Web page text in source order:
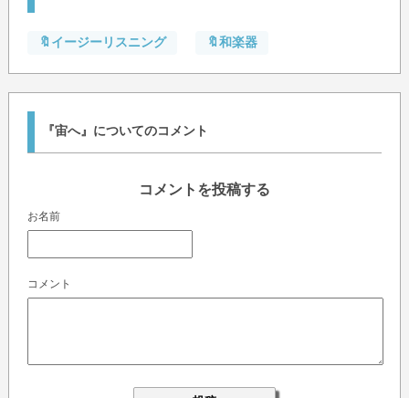
🔖イージーリスニング 🔖和楽器
『宙へ』についてのコメント
コメントを投稿する
お名前
コメント